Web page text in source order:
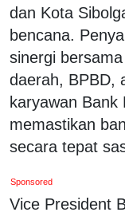
dan Kota
bencana.
sinergi
daerah, BPBD,
karyawan
memastikan
secara tepat
Sponsored
Vice President